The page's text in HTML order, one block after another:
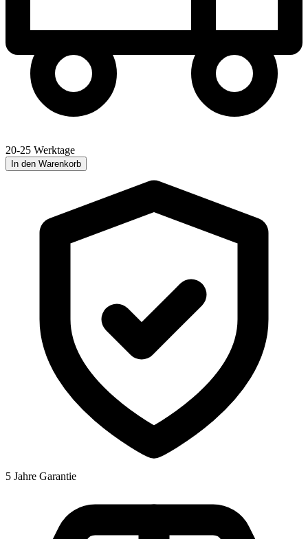
20-25 Werktage
In den Warenkorb
5 Jahre Garantie